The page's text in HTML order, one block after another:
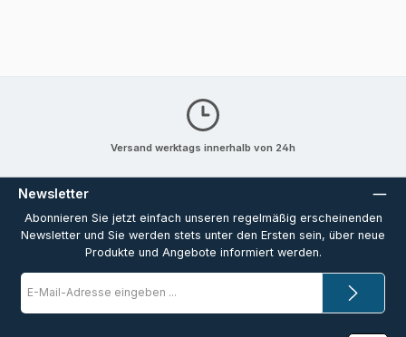
Versand werktags innerhalb von 24h
Newsletter
Abonnieren Sie jetzt einfach unseren regelmäßig erscheinenden
Newsletter und Sie werden stets unter den Ersten sein, über neue
Produkte und Angebote informiert werden.
E-
Mail-
*